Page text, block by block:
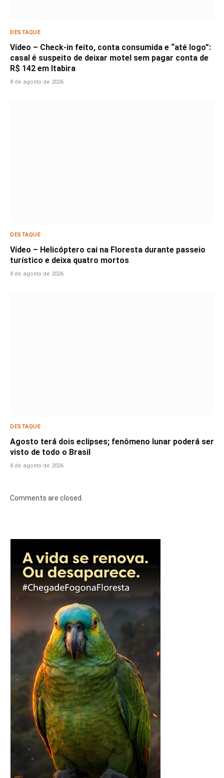
DESTAQUE
Vídeo – Check-in feito, conta consumida e “até logo”:
casal é suspeito de deixar motel sem pagar conta de
R$ 142 em Itabira
8 de agosto de 2026
DESTAQUE
Vídeo – Helicóptero cai na Floresta durante passeio
turístico e deixa quatro mortos
8 de agosto de 2026
DESTAQUE
Agosto terá dois eclipses; fenômeno lunar poderá ser
visto de todo o Brasil
8 de agosto de 2026
Comments are closed.